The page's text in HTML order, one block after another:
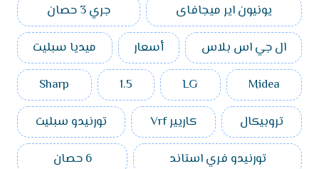
يونيون اير ميجافاى
جري 3 حصان
ال جي اس بلاس
أسعار
ميديا سبليت
Midea
LG
1.5
Sharp
تروبيكال
كاريير Vrf
تورنيدو سبليت
تورنيدو فري استاند
6 حصان